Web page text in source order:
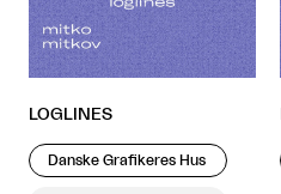
LOGLINES
Danske Grafikeres Hus